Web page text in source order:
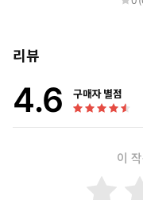
리뷰
4.6 구매자 별점
이